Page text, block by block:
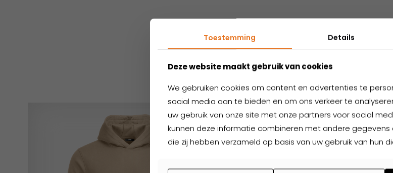
Nog niet gevonden wat je
Gerelateerde
Toestemming Details
Deze website maakt gebruik van cookies
We gebruiken cookies om content en advertenties te
social media aan te bieden en om ons verkeer te
uw gebruik van onze site met onze partners voor social
kunnen deze informatie combineren met andere
die zij hebben verzameld op basis van uw gebruik van hun